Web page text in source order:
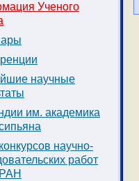
Ученого
научные
им. академика
научно-
работ